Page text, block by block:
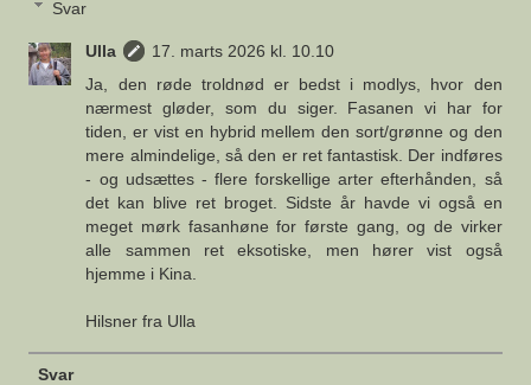
Svar
Ulla
17. marts 2026 kl. 10.10
Ja, den røde troldnød er bedst i modlys, hvor den
nærmest gløder, som du siger. Fasanen vi har for
tiden, er vist en hybrid mellem den sort/grønne og den
mere almindelige, så den er ret fantastisk. Der indføres
- og udsættes - flere forskellige arter efterhånden, så
det kan blive ret broget. Sidste år havde vi også en
meget mørk fasanhøne for første gang, og de virker
alle sammen ret eksotiske, men hører vist også
hjemme i Kina.
Hilsner fra Ulla
Svar